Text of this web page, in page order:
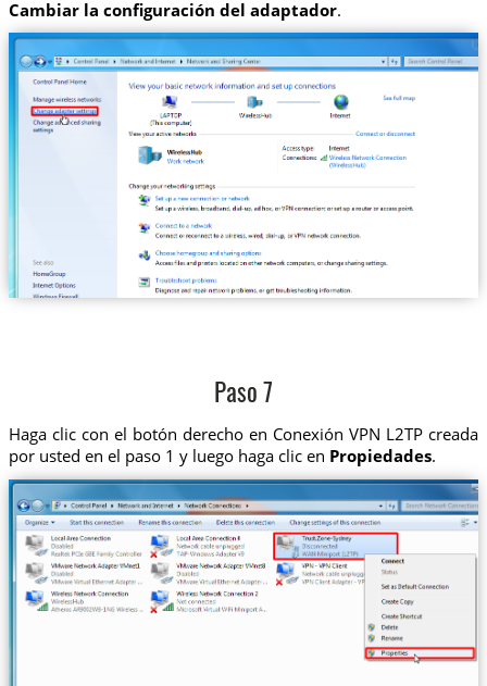
Cambiar la configuración del adaptador.
Paso 7
Haga clic con el botón derecho en Conexión VPN L2TP creada
por usted en el paso 1 y luego haga clic en Propiedades.